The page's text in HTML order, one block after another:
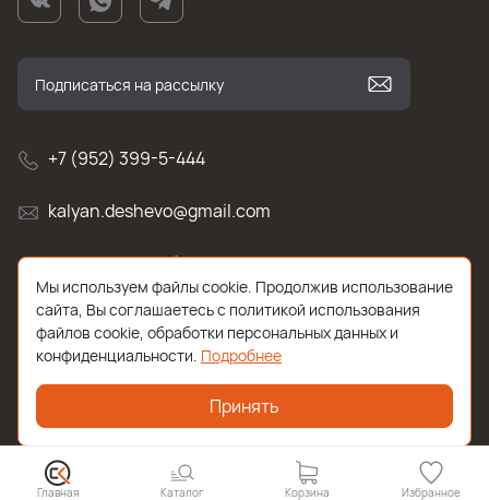
+7 (952) 399-5-444
kalyan.deshevo@gmail.com
г. Санкт-Петербург, улица Белы Куна , д.2к1
2026 © Все права защищены. Работает наReadyScript
Главная Каталог Корзина Избранное
Мы используем файлы cookie. Продолжив использование
сайта, Вы соглашаетесь с политикой использования
файлов cookie, обработки персональных данных и
конфиденциальности. Подробнее
Принять